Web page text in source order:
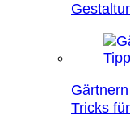
Tricks